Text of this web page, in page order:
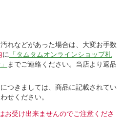
れなどがあった場合は、大変お手数
に 「タムタムオンラインショップ札
までご連絡ください。当店より返品
つきましては、商品に記載されてい
せください。
お受け出来ませんのでご注意くださ